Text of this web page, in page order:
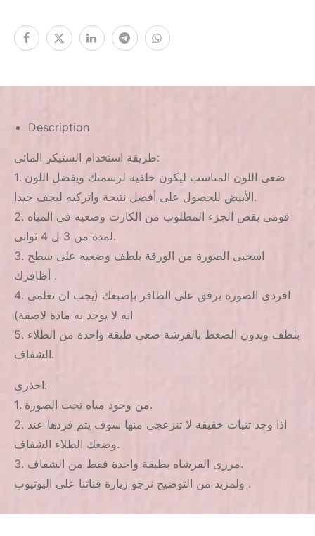
Description
طريقة استخدام الستيكر المائى:
1. ضعى اللون المناسب ليكون خلفية لرسمتك ويفضل اللون
الأبيض للحصول على أفضل نتيجة واتركيه ليجف جيدا.
2. قومى بقص الجزء المطلوب من الكارت وضعيه فى المياه
لمدة من 3 ل 4 ثوانى.
3. اسحبى الصورة من الورقة بلطف وضعيه على سطح
أظافرك .
4. افردى الصورة برفق على الظافر بإصبعك (يجب ان تعلمى
انه لا يوجد به مادة لاصقة)
5. بلطف وبدون الضغط بالفرشة ضعى طبقة واحدة من الطلاء
الشفاف.
احذرى:
1. من وجود مياه تحت الصورة.
2. اذا وجد تنيات خفيفة لا تنزعجى منها سوف يتم فردها عند
وضعك الطلاء الشفاف.
3. مررى الفرشاه بطبقة واحدة فقط من الشفاف.
ولمزيد من التوضيح نرجو زيارة قناتنا على اليوتيوب .